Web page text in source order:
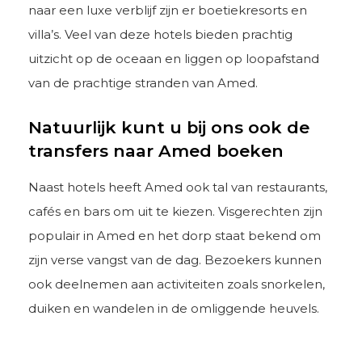
naar een luxe verblijf zijn er boetiekresorts en
villa’s. Veel van deze hotels bieden prachtig
uitzicht op de oceaan en liggen op loopafstand
van de prachtige stranden van Amed.
Natuurlijk kunt u bij ons ook de
transfers naar Amed boeken
Naast hotels heeft Amed ook tal van restaurants,
cafés en bars om uit te kiezen. Visgerechten zijn
populair in Amed en het dorp staat bekend om
zijn verse vangst van de dag. Bezoekers kunnen
ook deelnemen aan activiteiten zoals snorkelen,
duiken en wandelen in de omliggende heuvels.